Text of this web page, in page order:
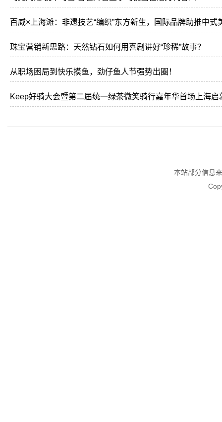
百威×上海滩：非遗技艺“编织”东方新生，国际品牌助推中式
珠宝营销新思路：天然钻石如何用喜剧讲好“珍稀”故事？
从职场困局到快乐摸鱼，劲仔鱼人节强势出圈！
Keep好骑大会暨第二届统一绿茶微笑骑行嘉年华首场上海启
本站部分信息